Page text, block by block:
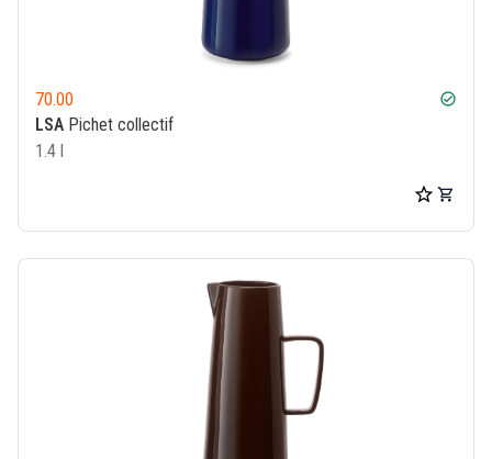
70.00 check_circle
LSA Pichet collectif
1.4 l